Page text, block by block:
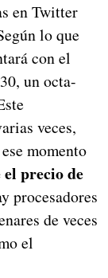
en Twitter
lo que
con el
un octa-
veces,
momento
precio de
procesadores
de veces
el